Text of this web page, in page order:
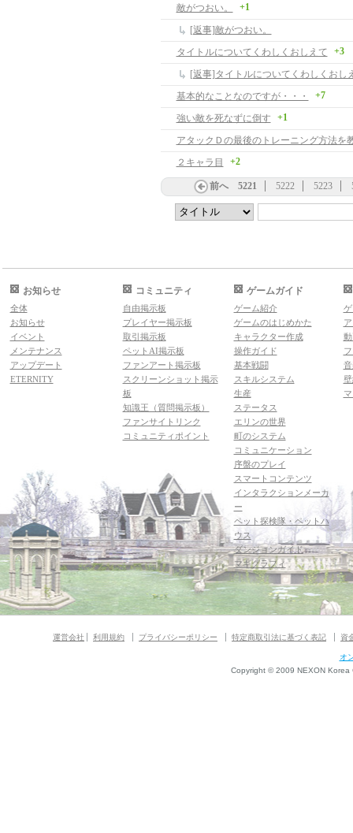
敵がつおい。 +1
[返事]敵がつおい。
タイトルについてくわしくおしえて
+3
[返事]タイトルについてくわしくおし
基本的なことなのですが・・・
+7
強い敵を死なずに倒す +1
アタックＤの最後のトレーニング方法を
２キャラ目
+2
前へ 5221 5222 5223
お知らせ
全体
お知らせ
イベント
メンテナンス
アップデート
ETERNITY
コミュニティ
自由掲示板
プレイヤー掲示板
取引掲示板
ペットAI掲示板
ファンアート掲示板
スクリーンショット掲示
板
知識王（質問掲示板）
ファンサイトリンク
コミュニティポイント
ゲームガイド
ゲーム紹介
ゲームのはじめかた
キャラクター作成
操作ガイド
基本戦闘
スキルシステム
生産
ステータス
エリンの世界
町のシステム
コミュニケーション
序盤のプレイ
スマートコンテンツ
インタラクションメーカ
ー
ペット探検隊・ペットハ
ウス
ダンジョンガイド
マギグラフィ
運営会社 利用規約 プライバシーポリシー 特定商取引法に基づく表記 資
オ
Copyright © 2009 NEXON Korea